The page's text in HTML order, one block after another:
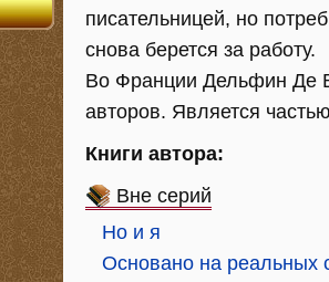
писательницей, но
снова берется за работу.
Во Франции Дельфин Де
авторов. Является
Книги автора:
Вне серий
Но и я
Основано на реальных